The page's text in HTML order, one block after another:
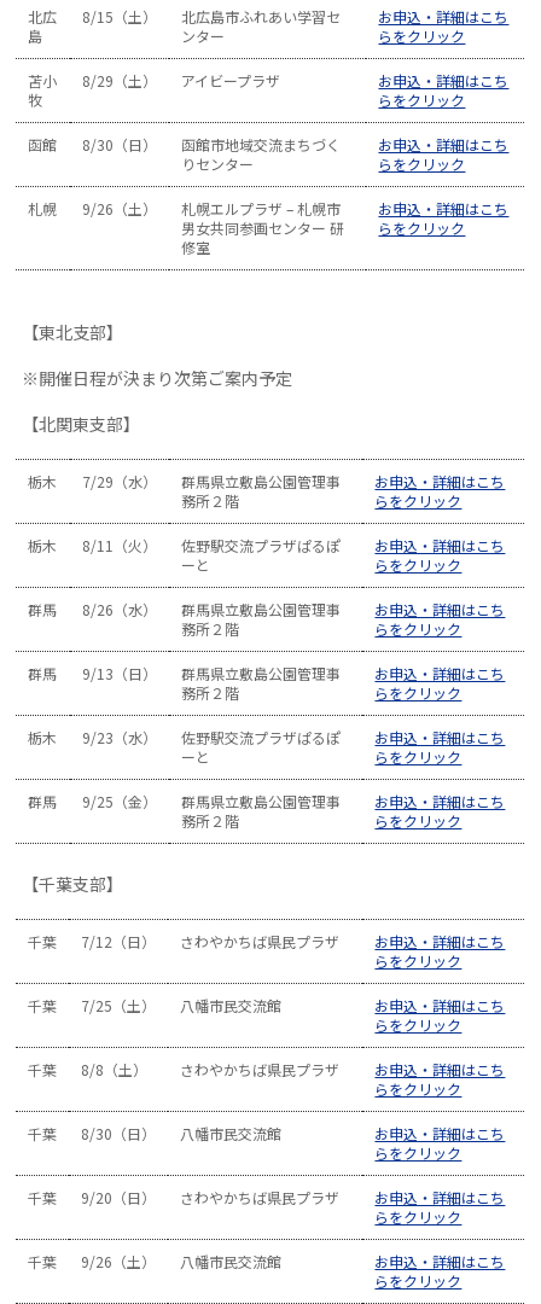
北広
島
8/15（土）
北広島市ふれあい学習セ
ンター
お申込・詳細はこち
らをクリック
苫小
牧
8/29（土） アイビープラザ
お申込・詳細はこち
らをクリック
函館 8/30（日）
函館市地域交流まちづく
りセンター
お申込・詳細はこち
らをクリック
札幌 9/26（土）
札幌エルプラザ – 札幌市
男女共同参画センター 研
修室
お申込・詳細はこち
らをクリック
【東北支部】
※開催日程が決まり次第ご案内予定
【北関東支部】
栃木 7/29（水）
群馬県立敷島公園管理事
務所２階
お申込・詳細はこち
らをクリック
栃木 8/11（火）
佐野駅交流プラザぱるぽ
ーと
お申込・詳細はこち
らをクリック
群馬 8/26（水）
群馬県立敷島公園管理事
務所２階
お申込・詳細はこち
らをクリック
群馬 9/13（日）
群馬県立敷島公園管理事
務所２階
お申込・詳細はこち
らをクリック
栃木 9/23（水）
佐野駅交流プラザぱるぽ
ーと
お申込・詳細はこち
らをクリック
群馬 9/25（金）
群馬県立敷島公園管理事
務所２階
お申込・詳細はこち
らをクリック
【千葉支部】
千葉 7/12（日） さわやかちば県民プラザ
お申込・詳細はこち
らをクリック
千葉 7/25（土） 八幡市民交流館
お申込・詳細はこち
らをクリック
千葉 8/8（土） さわやかちば県民プラザ
お申込・詳細はこち
らをクリック
千葉 8/30（日） 八幡市民交流館
お申込・詳細はこち
らをクリック
千葉 9/20（日） さわやかちば県民プラザ
お申込・詳細はこち
らをクリック
千葉 9/26（土） 八幡市民交流館
お申込・詳細はこち
らをクリック